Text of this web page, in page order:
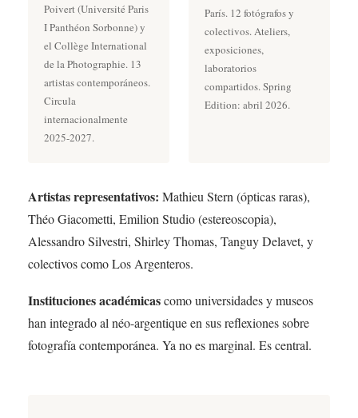
Poivert (Université Paris
I Panthéon Sorbonne) y
el Collège International
de la Photographie. 13
artistas contemporáneos.
Circula
internacionalmente
2025-2027.
París. 12 fotógrafos y
colectivos. Ateliers,
exposiciones,
laboratorios
compartidos. Spring
Edition: abril 2026.
Artistas representativos: Mathieu Stern (ópticas raras),
Théo Giacometti, Emilion Studio (estereoscopia),
Alessandro Silvestri, Shirley Thomas, Tanguy Delavet, y
colectivos como Los Argenteros.
Instituciones académicascomo universidades y museos
han integrado al néo-argentique en sus reflexiones sobre
fotografía contemporánea. Ya no es marginal. Es central.